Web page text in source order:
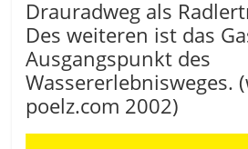
Drauradweg als
Des weiteren ist das
Ausgangspunkt des
Wassererlebnisweges.
poelz.com 2002)